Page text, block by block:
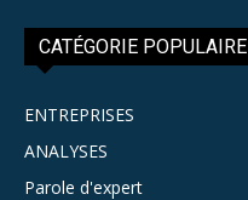
CATÉGORIE POPULAIRE
ENTREPRISES
ANALYSES
Parole d'expert